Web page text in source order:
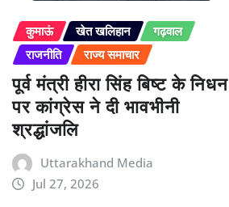
कुमाऊं खेत खलिहान
गढ़वाल
राजनीति
राज्य समाचार
पूर्व मंत्री हीरा सिंह बिष्ट के निधन
पर कांग्रेस ने दी भावभीनी
श्रद्धांजलि
Uttarakhand Media
Jul 27, 2026